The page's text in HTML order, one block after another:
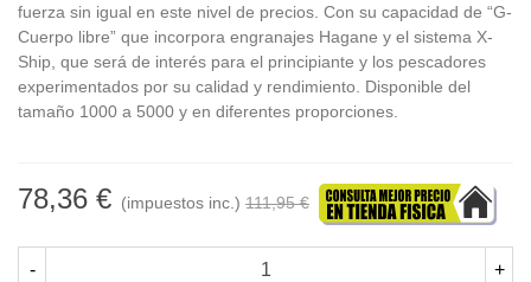
fuerza sin igual en este nivel de precios. Con su capacidad de “G-
Cuerpo libre” que incorpora engranajes Hagane y el sistema X-
Ship, que será de interés para el principiante y los pescadores
experimentados por su calidad y rendimiento. Disponible del
tamaño 1000 a 5000 y en diferentes proporciones.
78,36 € (impuestos inc.) 111,95 €
- +